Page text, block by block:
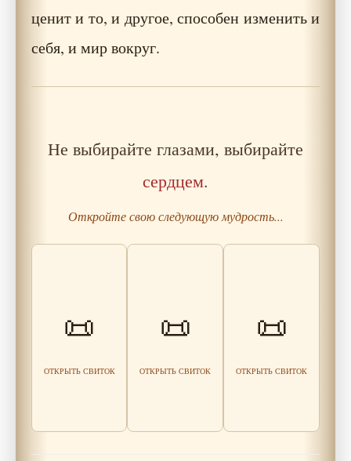
ценит и то, и другое, способен изменить и
себя, и мир вокруг.
Не выбирайте глазами, выбирайте
сердцем.
Откройте свою следующую мудрость...
📜
ОТКРЫТЬ СВИТОК
сломанной
лестнице
мудрость
📜
ОТКРЫТЬ СВИТОК
игнорируем
сигналы тела и
Читать
📜
ОТКРЫТЬ СВИТОК
внутри